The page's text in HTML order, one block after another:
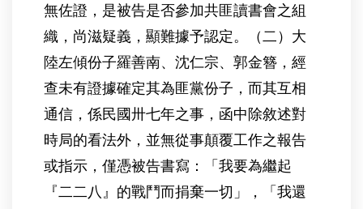
無佐證，是被告是否參加共匪讀書會之組
織，尚滋疑義，顯難據予認定。（二）大
陸左傾份子羅善南、沈仁宗、郭金簪，經
查未有證據確定其為匪黨份子，而其互相
通信，係民國卅七年之事，函中除敘述對
時局的看法外，並無從事顛覆工作之報告
或指示，僅憑被告書寫：「我要為繼起
『二二八』的戰鬥而捐棄一切」，「我還